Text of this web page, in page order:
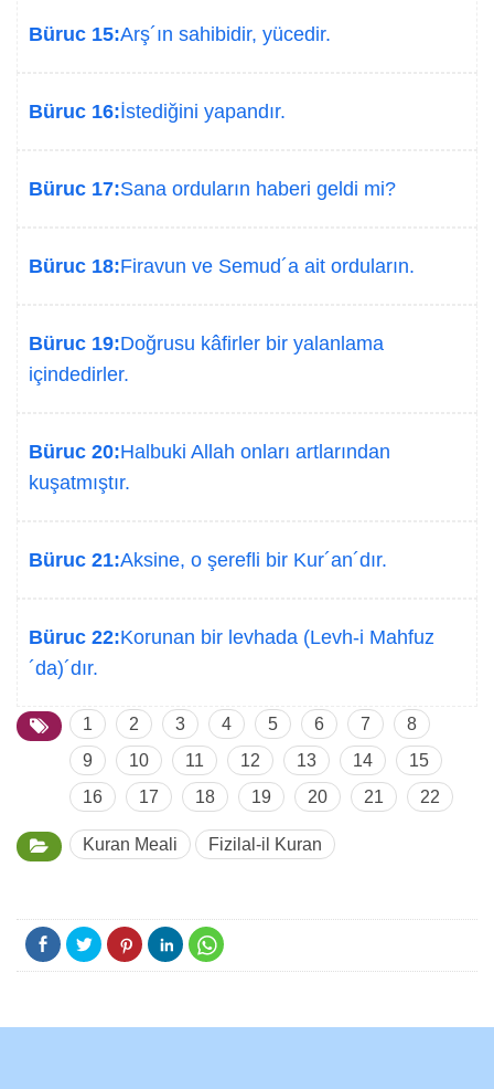
Büruc 15:Arş´ın sahibidir, yücedir.
Büruc 16:İstediğini yapandır.
Büruc 17:Sana orduların haberi geldi mi?
Büruc 18:Firavun ve Semud´a ait orduların.
Büruc 19:Doğrusu kâfirler bir yalanlama
içindedirler.
Büruc 20:Halbuki Allah onları artlarından
kuşatmıştır.
Büruc 21:Aksine, o şerefli bir Kur´an´dır.
Büruc 22:Korunan bir levhada (Levh-i Mahfuz
´da)´dır.
1 2 3 4 5 6 7
8
9
10 11 12 13 14
15
16
17 18 19 20 21 22
Kuran Meali Fizilal-il Kuran